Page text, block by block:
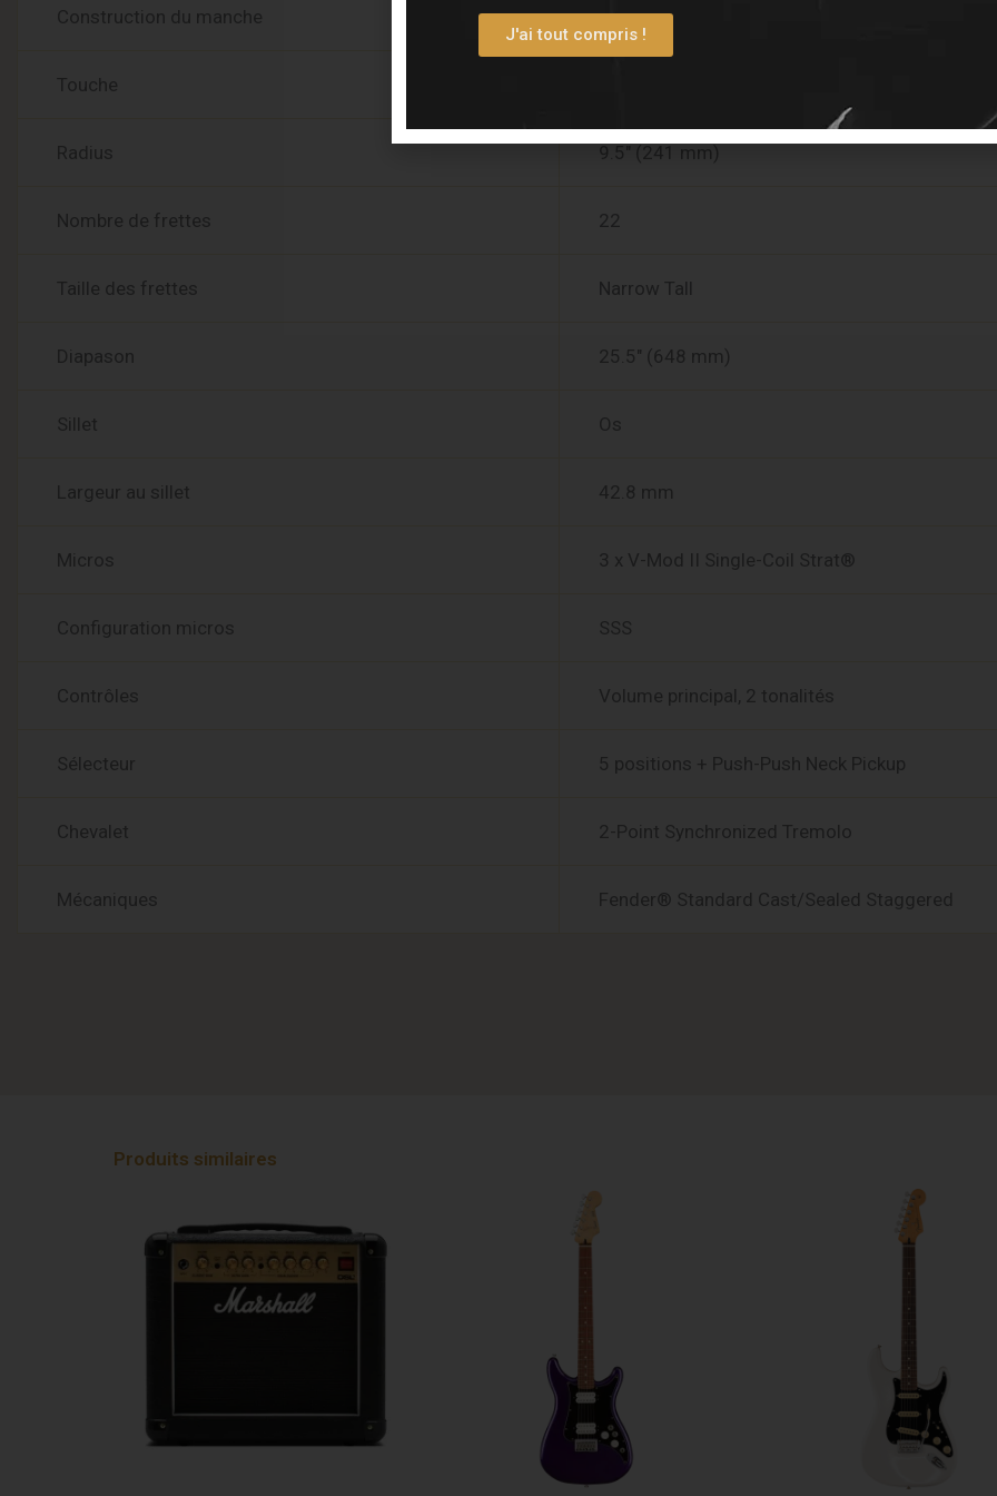
Construction du manche 4-Bolt
Touche
Radius 9.5″ (241 mm)
Nombre de frettes 22
Taille des frettes Narrow Tall
Diapason 25.5″ (648 mm)
Sillet Os
Largeur au sillet 42.8 mm
Micros 3 x V-Mod II Single-Coil Strat®
Configuration micros SSS
Contrôles Volume principal, 2 tonalités
Sélecteur 5 positions + Push-Push Neck Pickup
Chevalet 2-Point Synchronized Tremolo
Mécaniques Fender® Standard Cast/Sealed Staggered
Produits similaires
J'ai tout compris !